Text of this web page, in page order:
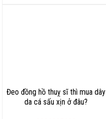
Đeo đồng hồ thuỵ sĩ thì mua dây
da cá sấu xịn ở đâu?